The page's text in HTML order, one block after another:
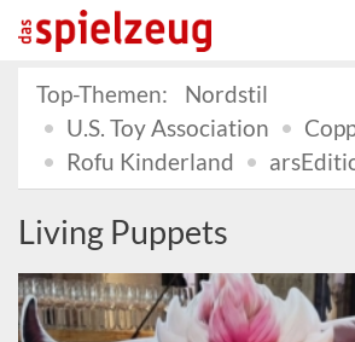
Top-Themen:
Nordstil
U.S. Toy Association
Rofu Kinderland
Living Puppets